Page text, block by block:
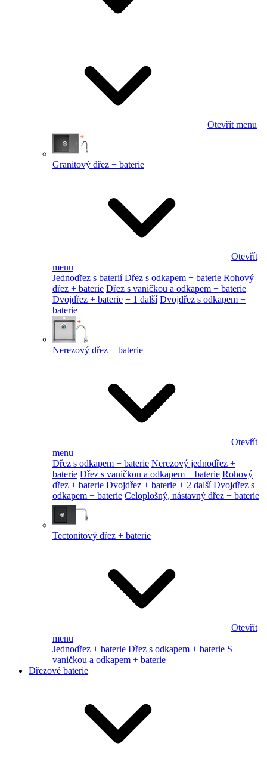
Otevřít menu
Granitový dřez + baterie
Otevřít
menu
Jednodřez s baterií Dřez s odkapem + baterie Rohový
dřez + baterie Dřez s vaničkou a odkapem + baterie
Dvojdřez + baterie + 1 další Dvojdřez s odkapem +
baterie
Nerezový dřez + baterie
Otevřít
menu
Dřez s odkapem + baterie Nerezový jednodřez +
baterie Dřez s vaničkou a odkapem + baterie Rohový
dřez + baterie Dvojdřez + baterie + 2 další Dvojdřez s
odkapem + baterie Celoplošný, nástavný dřez + baterie
Tectonitový dřez + baterie
Otevřít
menu
Jednodřez + baterie Dřez s odkapem + baterie S
vaničkou a odkapem + baterie
Dřezové baterie